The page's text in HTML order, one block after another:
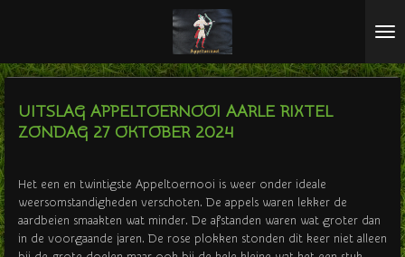
de
UITSLAG APPELTOERNOOI AARLE RIXTEL
ZONDAG 27 OKTOBER 2024
Het een en twintigste Appeltoernooi is weer onder ideale
weersomstandigheden verschoten. De appels waren lekker de
aardbeien smaakten wat minder. De afstanden waren wat groter dan
in de voorgaande jaren. De rose plokken stonden dit keer niet alleen